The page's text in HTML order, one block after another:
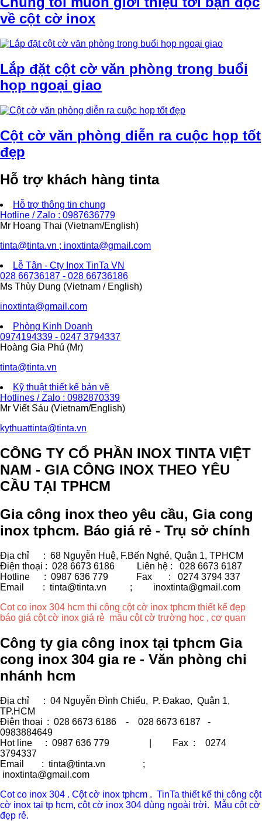
về cột cờ inox
Lắp đặt cột cờ văn phòng trong buổi
họp ngoại giao
Cột cờ văn phòng diễn ra cuộc họp tốt
đẹp
Hỗ trợ khách hàng tinta
Hỗ trợ thông tin chung
Hotline / Zalo : 0987636779
Mr Hoang Thai (Vietnam/English)
tinta@tinta.vn ; inoxtinta@gmail.com
Lễ Tân - Cty Inox TinTa VN
028 66736187 - 028 66736186
Ms Thùy Dung (Vietnam / English)
inoxtinta@gmail.com
Phòng Kinh Doanh
0974194339 - 0247 3794337
Hoàng Gia Phú (Mr)
tinta@tinta.vn
Kỹ thuật thiết kế bản vẽ
Hotlines / Zalo : 0982870339
Mr Viết Sáu (Vietnam/English)
kythuattinta@tinta.vn
CÔNG TY CỔ PHẦN INOX TINTA VIỆT
NAM - GIA CÔNG INOX THEO YÊU
CẦU TẠI TPHCM
Gia công inox theo yêu cầu, Gia cong
inox tphcm. Báo giá rẻ - Trụ sở chính
Địa chỉ : 68 Nguyễn Huệ, F.Bến Nghé, Quận 1, TPHCM
Điện thoại : 028 6673 6186
Liên hệ : 028 6673 6187
Hotline : 0987 636 779 Fax
: 0274 3794 337
Email : tinta@tinta.vn ;
inoxtinta@gmail.com
Cot co inox 304 hcm thi công cột cờ inox tphcm thiết kế đẹp
báo giá cột cờ inox giá rẻ mẫu cột cờ trường học , cơ quan
Công ty gia công inox tại tphcm Gia
cong inox 304 gia re - Văn phòng chi
nhánh hcm
Địa chỉ
: 04 Nguyễn Đình Chiểu, P. Đakao, Quận 1,
TP.HCM
Điện thoại : 028 6673 6186 - 028 6673 6187 -
0983884649
Hot line
: 0987 636 779 | Fax :
0274
3794337
Email
: tinta@tinta.vn ;
inoxtinta@gmail.com
Cot co inox 304 . Cột cờ inox tphcm . TinTa thiết kế thi công cột
cờ inox tại tp hcm, cột cờ inox 304 dùng ngoài trời. Mẫu cột cờ
đẹp rẻ.